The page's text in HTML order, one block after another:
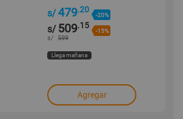
s/479.20
-20%
s/ 509.15
-15%
s/ 599
Llega mañana
Agregar